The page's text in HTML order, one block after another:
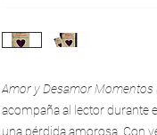
Amor y Desamor Momentos
acompaña al lector durante
una pérdida amorosa. Con